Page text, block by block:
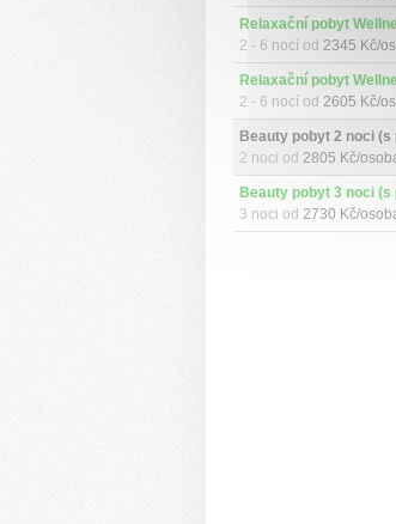
2 - 6 nocí od 2345 Kč/
Relaxační pobyt
2 - 6 nocí od 2605 Kč/
Beauty pobyt 2 noci (s
2 noci od 2805 Kč/
Beauty pobyt 3 noci (s
3 noci od 2730 Kč/